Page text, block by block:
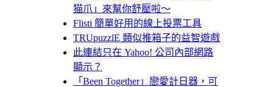
猫爪」來幫你舒壓啦～
Flisti 簡單好用的線上投票工具
TRUpuzzlE 類似推箱子的益智遊戲
此連結只在 Yahoo! 公司內部網路
顯示？
「Been Together」戀愛計日器，可